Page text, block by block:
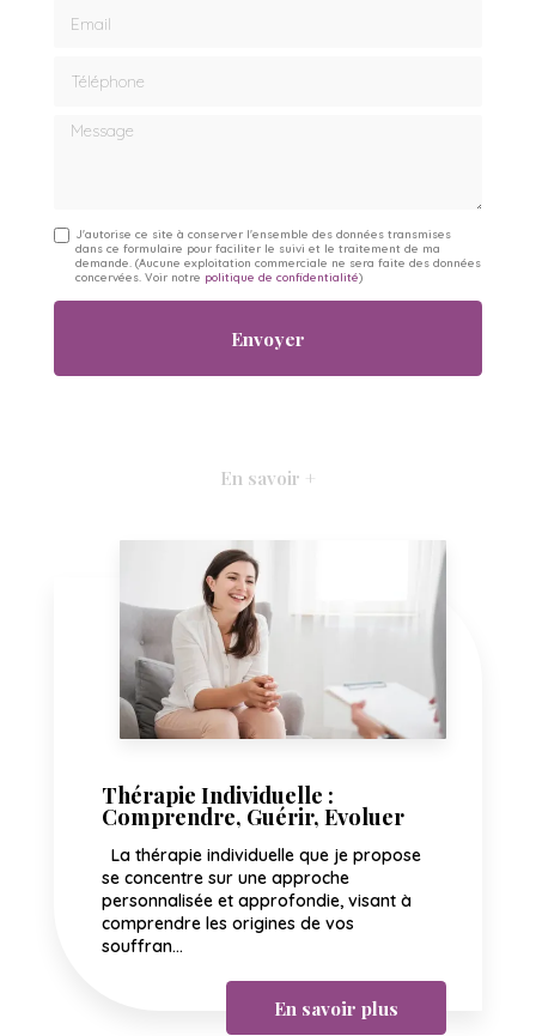
Message
J'autorise ce site à conserver l'ensemble des données transmises
dans ce formulaire pour faciliter le suivi et le traitement de ma
demande.(Aucune exploitation commerciale ne sera faite des données
concervées. Voir notre politique de confidentialité)
En savoir +
Thérapie Individuelle :
Comprendre, Guérir, Evoluer
La thérapie individuelle que je propose
se concentre sur une approche
personnalisée et approfondie, visant à
comprendre les origines de vos
souffran...
En savoir plus